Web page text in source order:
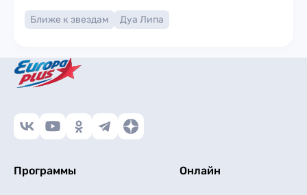
Ближе к звездам Дуа Липа
Программы Онлайн